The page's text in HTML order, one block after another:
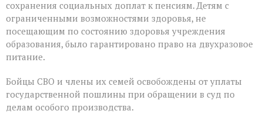
сохранения социальных доплат к пенсиям. Детям с
ограниченными возможностями здоровья, не
посещающим по состоянию здоровья учреждения
образования, было гарантировано право на двухразовое
питание.
Бойцы СВО и члены их семей освобождены от уплаты
государственной пошлины при обращении в суд по
делам особого производства.